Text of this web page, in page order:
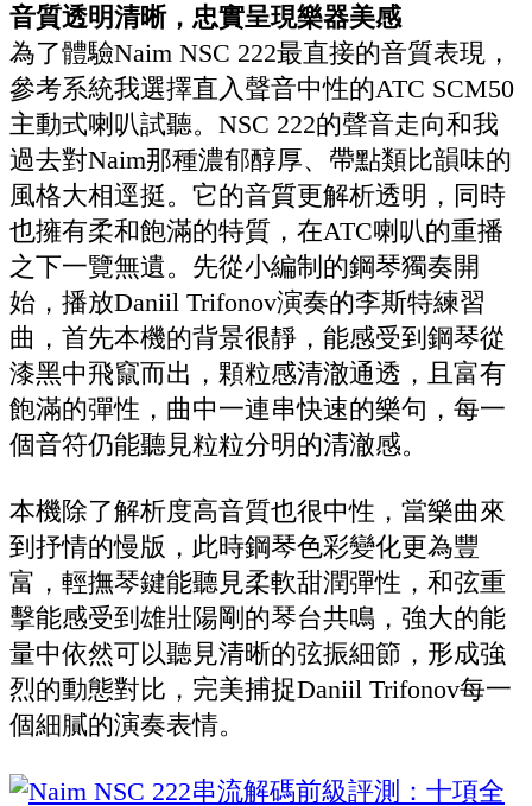
音質透明清晰，忠實呈現樂器美感
為了體驗Naim NSC 222最直接的音質表現，
參考系統我選擇直入聲音中性的ATC SCM50
主動式喇叭試聽。NSC 222的聲音走向和我
過去對Naim那種濃郁醇厚、帶點類比韻味的
風格大相逕挺。它的音質更解析透明，同時
也擁有柔和飽滿的特質，在ATC喇叭的重播
之下一覽無遺。先從小編制的鋼琴獨奏開
始，播放Daniil Trifonov演奏的李斯特練習
曲，首先本機的背景很靜，能感受到鋼琴從
漆黑中飛竄而出，顆粒感清澈通透，且富有
飽滿的彈性，曲中一連串快速的樂句，每一
個音符仍能聽見粒粒分明的清澈感。
本機除了解析度高音質也很中性，當樂曲來
到抒情的慢版，此時鋼琴色彩變化更為豐
富，輕撫琴鍵能聽見柔軟甜潤彈性，和弦重
擊能感受到雄壯陽剛的琴台共鳴，強大的能
量中依然可以聽見清晰的弦振細節，形成強
烈的動態對比，完美捕捉Daniil Trifonov每一
個細膩的演奏表情。